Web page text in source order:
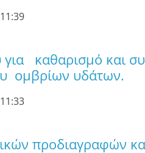
καθαρισμό και
ομβρίων υδάτων.
προδιαγραφών